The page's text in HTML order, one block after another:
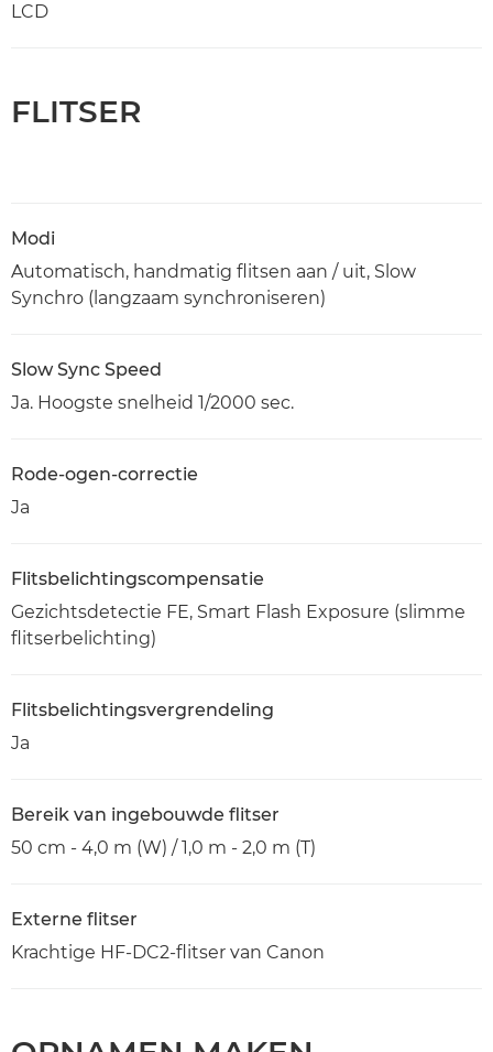
LCD
FLITSER
Modi
Automatisch, handmatig flitsen aan / uit, Slow
Synchro (langzaam synchroniseren)
Slow Sync Speed
Ja. Hoogste snelheid 1/2000 sec.
Rode-ogen-correctie
Ja
Flitsbelichtingscompensatie
Gezichtsdetectie FE, Smart Flash Exposure (slimme
flitserbelichting)
Flitsbelichtingsvergrendeling
Ja
Bereik van ingebouwde flitser
50 cm - 4,0 m (W) / 1,0 m - 2,0 m (T)
Externe flitser
Krachtige HF-DC2-flitser van Canon